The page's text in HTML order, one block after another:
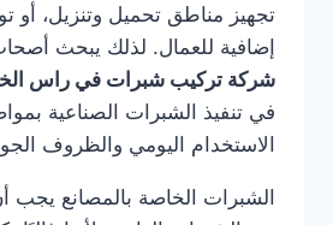
تجهيز مناطق تحميل وتنزيل، أو
إضافية للعمال. لذلك يبحث
شركة تركيب شبرات في راس
في تنفيذ الشبرات الصناعية
الاستخدام اليومي والظروف
الشبرات الخاصة بالمصانع يجب